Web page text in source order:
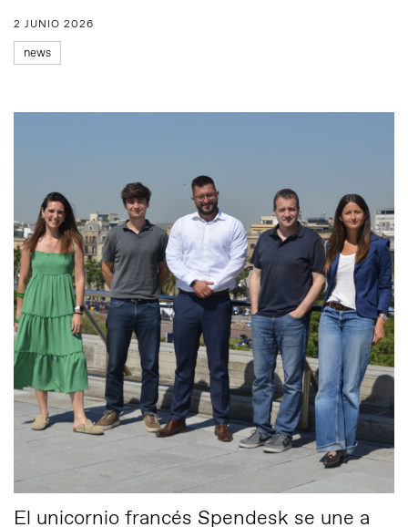
2 JUNIO 2026
news
El unicornio francés Spendesk se une a